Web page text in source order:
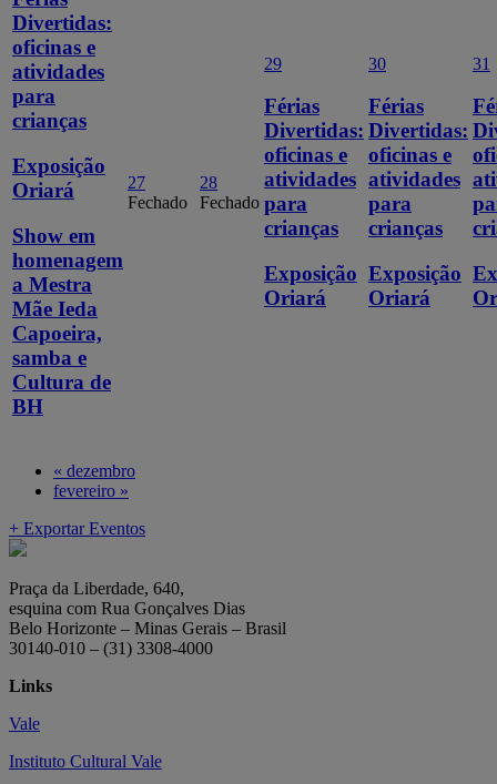
Divertidas:
oficinas e
atividades
para
crianças
Exposição
Oriará
Show em
homenagem
a Mestra
Mãe Ieda
Capoeira,
samba e
Cultura de
BH
27
Fechado
28
Fechado
29
Férias
Divertidas:
oficinas e
atividades
para
crianças
Exposição
Oriará
30
Férias
Divertidas:
oficinas e
atividades
para
crianças
Exposição
Oriará
31
« dezembro
fevereiro »
+ Exportar Eventos
Praça da Liberdade, 640,
esquina com Rua Gonçalves Dias
Belo Horizonte – Minas Gerais – Brasil
30140-010 – (31) 3308-4000
Links
Vale
Instituto Cultural Vale